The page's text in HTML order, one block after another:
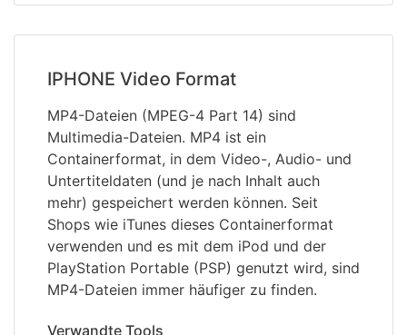
IPHONE Video Format
MP4-Dateien (MPEG-4 Part 14) sind
Multimedia-Dateien. MP4 ist ein
Containerformat, in dem Video-, Audio- und
Untertiteldaten (und je nach Inhalt auch
mehr) gespeichert werden können. Seit
Shops wie iTunes dieses Containerformat
verwenden und es mit dem iPod und der
PlayStation Portable (PSP) genutzt wird, sind
MP4-Dateien immer häufiger zu finden.
Verwandte Tools